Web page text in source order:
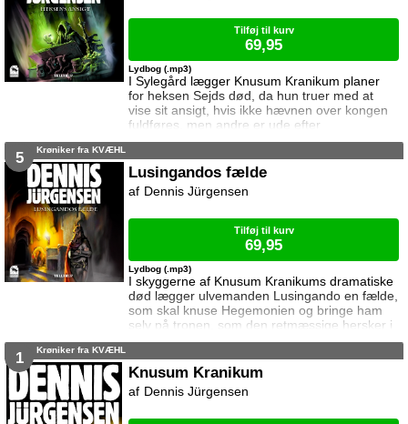
I Sylegård lægger Knusum Kranikum planer
for heksen Sejds død, da hun truer med at
vise sit ansigt, hvis ikke hævnen over kongen
fuldføres, men andre er ude efter
vampyrdæmonen ... Og da Arnold og
ændret sig i Kvæhl må de gøre alt for at
advare heksen, der måske kan frelse dem fra
gryden ...
Lydbog (.mp3)
Tilføj til kurv
69,95
5 Krøniker fra KVÆHL
Lusingandos fælde
I skyggerne af Knusum Kranikums dramatiske
død lægger ulvemanden Lusingando en fælde,
som skal knuse Hegemonien og bringe ham
selv på tronen, som den retmæssige hersker i
Kvæhl ... Og Catharina og Arnold står til deres
beboere i en sidste dødbringende kamp ...
Lydbog (.mp3)
Dennis Jürgensen
Tilføj til kurv
69,95
1 Krøniker fra KVÆHL
Knusum Kranikum
Dennis Jürgensen